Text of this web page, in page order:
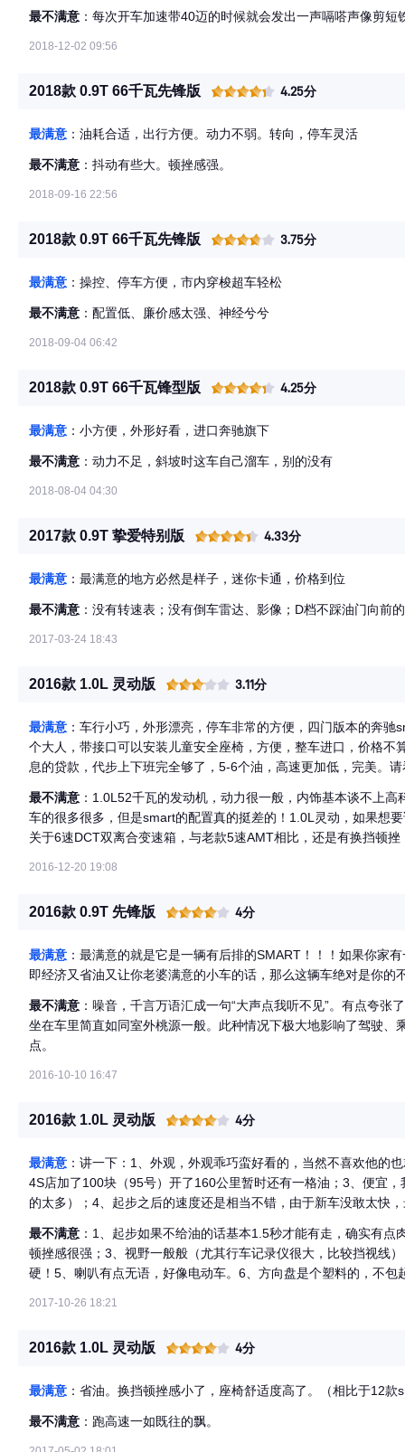
最不满意 ：每次开车加速带40迈的时候就会发出一声嗝嗒声像剪
2018-12-02 09:56
2018款 0.9T 66千瓦先锋版 4.25分
最满意 ：油耗合适，出行方便。动力不弱。转向，停车灵活
最不满意 ：抖动有些大。顿挫感强。
2018-09-16 22:56
2018款 0.9T 66千瓦先锋版 3.75分
最满意 ：操控、停车方便，市内穿梭超车轻松
最不满意 ：配置低、廉价感太强、神经兮兮
2018-09-04 06:42
2018款 0.9T 66千瓦锋型版 4.25分
最满意 ：小方便，外形好看，进口奔驰旗下
最不满意 ：动力不足，斜坡时这车自己溜车，别的没有
2018-08-04 04:30
2017款 0.9T 挚爱特别版 4.33分
最满意 ：最满意的地方必然是样子，迷你卡通，价格到位
最不满意 ：没有转速表；没有倒车雷达、影像；D档不踩油门向前
2017-03-24 18:43
2016款 1.0L 灵动版 3.11分
最满意 ：车行小巧，外形漂亮，停车非常的方便，四门版本的奔
个大人，带接口可以安装儿童安全座椅，方便，整车进口，价格
息的贷款，代步上下班完全够了，5-6个油，高速更加低，完美。
最不满意 ：1.0L52千瓦的发动机，动力很一般，内饰基本谈不上
车的很多很多，但是smart的配置真的挺差的！1.0L灵动，如果想
关于6速DCT双离合变速箱，与老款5速AMT相比，还是有换挡顿
2016-12-20 19:08
2016款 0.9T 先锋版 4分
最满意 ：最满意的就是它是一辆有后排的SMART！！！如果你家
即经济又省油又让你老婆满意的小车的话，那么这辆车绝对是你的
最不满意 ：噪音，千言万语汇成一句“大声点我听不见”。有点夸
坐在车里简直如同室外桃源一般。此种情况下极大地影响了驾驶、
点。
2016-10-10 16:47
2016款 1.0L 灵动版 4分
最满意 ：讲一下：1、外观，外观乖巧蛮好看的，当然不喜欢他的
4S店加了100块（95号）开了160公里暂时还有一格油；3、便宜
的太多）；4、起步之后的速度还是相当不错，由于新车没敢太快
最不满意 ：1、起步如果不给油的话基本1.5秒才能有走，确实有
顿挫感很强；3、视野一般般（尤其行车记录仪很大，比较挡视线
硬！5、喇叭有点无语，好像电动车。6、方向盘是个塑料的，不包
2017-10-26 18:21
2016款 1.0L 灵动版 4分
最满意 ：省油。换挡顿挫感小了，座椅舒适度高了。（相比于12款
最不满意 ：跑高速一如既往的飘。